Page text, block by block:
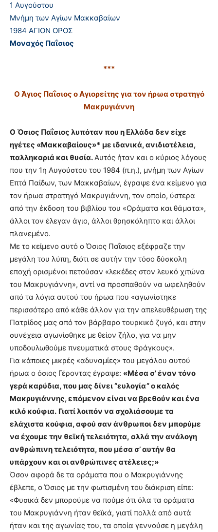
1 Αυγούστου
Μνήμη των Αγίων Μακκαβαίων
1984 ΑΓΙΟΝ ΟΡΟΣ
Μοναχός Παΐσιος
***
Ο Άγιος Παΐσιος ο Αγιορείτης για τον ήρωα στρατηγό
Μακρυγιάννη
Ο Όσιος Παΐσιος λυπόταν που η Ελλάδα δεν είχε
ηγέτες «Μακκαβαίους»* με ιδανικά, ανιδιοτέλεια,
παλληκαριά και θυσία.Αυτός ήταν και ο κύριος λόγους
που την 1η Αυγούστου του 1984 (π.η.), μνήμη των Αγίων
Επτά Παίδων, των Μακκαβαίων, έγραψε ένα κείμενο για
τον ήρωα στρατηγό Μακρυγιάννη, τον οποίο, ύστερα
από την έκδοση του βιβλίου του «Οράματα και θάματα»,
άλλοι τον έλεγαν άγιο, άλλοι θρησκόληπτο και άλλοι
πλανεμένο.
Με το κείμενο αυτό ο Όσιος Παΐσιος εξέφραζε την
μεγάλη του λύπη, διότι σε αυτήν την τόσο δύσκολη
εποχή ορισμένοι πετούσαν «λεκέδες στον λευκό χιτώνα
του Μακρυγιάννη», αντί να προσπαθούν να ωφεληθούν
από τα λόγια αυτού του ήρωα που «αγωνίστηκε
περισσότερο από κάθε άλλον για την απελευθέρωση της
Πατρίδος μας από τον βάρβαρο τουρκικό ζυγό, και στην
συνέχεια αγωνίσθηκε με θείον ζήλο, για να μην
υποδουλωθούμε πνευματικά στους Φράγκους».
Για κάποιες μικρές «αδυναμίες» του μεγάλου αυτού
ήρωα ο όσιος Γέροντας έγραψε: «Μέσα σ’ έναν τόνο
γερά καρύδια, που μας δίνει “ευλογία” ο καλός
Μακρυγιάννης, επόμενον είναι να βρεθούν και ένα
κιλό κούφια. Γιατί λοιπόν να σχολιάσουμε τα
ελάχιστα κούφια, αφού σαν άνθρωποι δεν μπορύμε
να έχουμε την θεϊκή τελειότητα, αλλά την ανάλογη
ανθρώπινη τελειότητα, που μέσα σ’ αυτήν θα
υπάρχουν και οι ανθρώπινες ατέλειες;»
Όσον αφορά δε τα οράματα που ο Μακρυγιάννης
έβλεπε, ο Όσιος με την φωτισμένη του διάκριση είπε:
«Φυσικά δεν μπορούμε να πούμε ότι όλα τα οράματα
του Μακρυγιάννη ήταν θεϊκά, γιατί πολλά από αυτά
ήταν και της αγωνίας του, τα οποία γεννούσε η μεγάλη